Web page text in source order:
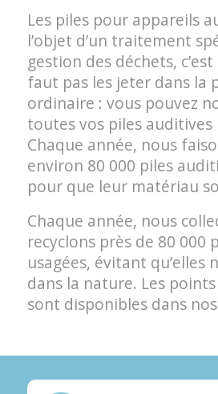
Les piles pour appareils
l’objet d’un traitement
gestion des déchets,
faut pas les jeter dans la
ordinaire : vous pouvez
toutes vos piles auditives
Chaque année, nous
environ 80 000 piles
pour que leur matériau
Chaque année, nous
recyclons près de 80 000
usagées, évitant qu’elles
dans la nature. Les
sont disponibles dans